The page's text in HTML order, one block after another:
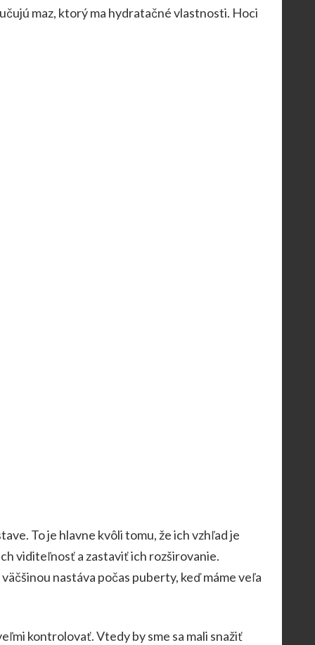
maz, ktorý ma hydratačné vlastnosti. Hoci
To je hlavne kvôli tomu, že ich vzhľad je
viditeľnosť a zastaviť ich rozširovanie.
nastáva počas puberty, keď máme veľa
kontrolovať. Vtedy by sme sa mali snažiť